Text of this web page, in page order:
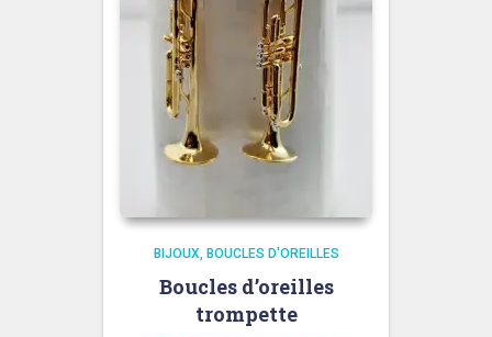
BIJOUX BOUCLES D'OREILLES
Boucles d’oreilles
trompette